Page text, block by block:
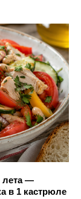
лета —
в 1 кастрюле